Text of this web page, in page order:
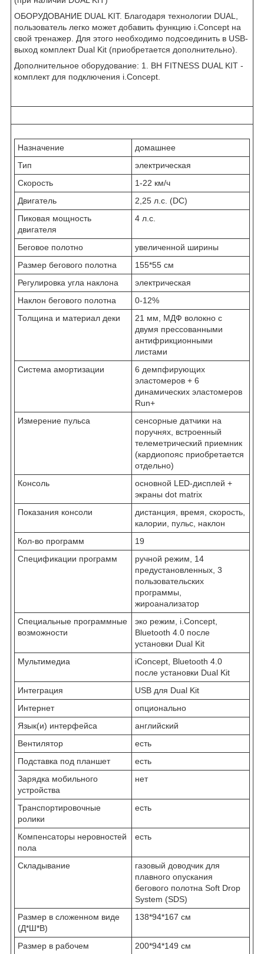
ОБОРУДОВАНИЕ DUAL KIT. Благодаря технологии DUAL,
пользователь легко может добавить функцию i.Concept на
свой тренажер. Для этого необходимо подсоединить в USB-
выход комплект Dual Kit (приобретается дополнительно).
Дополнительное оборудование: 1. BH FITNESS DUAL KIT -
комплект для подключения i.Concept.
Назначение
домашнее
Тип
электрическая
Скорость
1-22 км/ч
Двигатель
2,25 л.с. (DC)
Пиковая мощность
двигателя
4 л.с.
Беговое полотно
увеличенной ширины
Размер бегового полотна
155*55 см
Регулировка угла наклона
электрическая
Наклон бегового полотна
0-12%
Толщина и материал деки
21 мм, МДФ волокно с
двумя прессованными
антифрикционными
листами
Система амортизации
6 демпфирующих
эластомеров + 6
динамических эластомеров
Run+
Измерение пульса
сенсорные датчики на
поручнях, встроенный
телеметрический приемник
(кардиопояс приобретается
отдельно)
Консоль
основной LED-дисплей +
экраны dot matrix
Показания консоли
дистанция, время, скорость,
калории, пульс, наклон
Кол-во программ
19
Спецификации программ
ручной режим, 14
предустановленных, 3
пользовательских
программы,
жироанализатор
Специальные программные
возможности
эко режим, i.Concept,
Bluetooth 4.0 после
установки Dual Kit
Мультимедиа
iConcept, Bluetooth 4.0
после установки Dual Kit
Интеграция
USB для Dual Kit
Интернет
опционально
Язык(и) интерфейса
английский
Вентилятор
есть
Подставка под планшет
есть
Зарядка мобильного
устройства
нет
Транспортировочные
ролики
есть
Компенсаторы неровностей
пола
есть
Складывание
газовый доводчик для
плавного опускания
бегового полотна Soft Drop
System (SDS)
Размер в сложенном виде
(Д*Ш*В)
138*94*167 см
Размер в рабочем
200*94*149 см